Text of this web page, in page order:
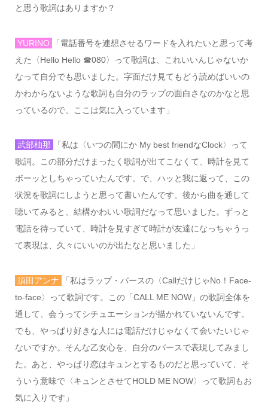
と思う歌詞はありますか？
YURINO
「電話番号を連想させるワードを入れたいと思って考
えた〈Hello Hello ☎080〉って歌詞は、これいいんじゃないか
なって自分でも思いました。字面だけ見てもどう読めばいいの
かわからないような歌詞も自分のラップの面白さなのかなと思
っているので、ここは気に入っています」
武部柚那 「私は〈いつの間にかMy best friendなClock〉って
歌詞。この部分だけまったく歌詞が出てこなくて、時計を見て
ボーッとしちゃっていたんです。で、ハッと我に返って、この
状況を歌詞にしようと思って書いたんです。後から曲を通して
聴いてみると、結構かわいい歌詞だなって思いました。ずっと
電話を待っていて、時計を見すぎて時計が友達になっちゃうっ
て表現は、久々にいいのが出たなと思いました」
須田アンナ 「私はラップ・バースの〈CallだけじゃNo！ Face-
to-face〉って歌詞です。この「 CALL ME NOW」の歌詞全体を
通して、会うってシチュエーションが描かれていないんです。
でも、やっぱり好きな人には電話だけじゃなくて会いたいじゃ
ないですか。そんな乙女心を、自分のバースで表現してみまし
た。あと、やっぱり恋はキュンとするものだと思っていて、そ
ういう意味で〈キュンとさせてHOLD ME NOW〉って歌詞もお
気に入りです」